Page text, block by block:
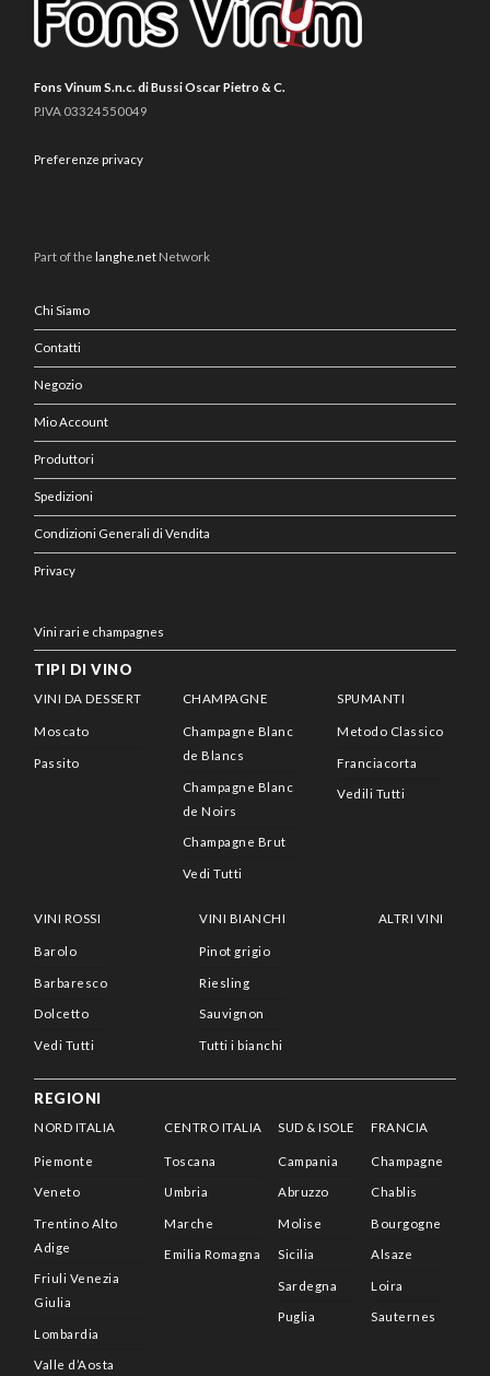
Fons Vinum S.n.c. di Bussi Oscar Pietro & C.
P.IVA 03324550049
Preferenze privacy
Part of thelanghe.net Network
Chi Siamo
Contatti
Negozio
Mio Account
Produttori
Spedizioni
Condizioni Generali di Vendita
Privacy
Vini rari e champagnes
TIPI DI VINO
VINI DA DESSERT
Moscato
Passito
CHAMPAGNE
Champagne Blanc
de Blancs
Champagne Blanc
de Noirs
Champagne Brut
Vedi Tutti
SPUMANTI
Metodo Classico
Franciacorta
Vedili Tutti
VINI ROSSI
Barolo
Barbaresco
Dolcetto
Vedi Tutti
VINI BIANCHI
Pinot grigio
Riesling
Sauvignon
Tutti i bianchi
ALTRI VINI
REGIONI
NORD ITALIA
Piemonte
Veneto
Trentino Alto
Adige
Friuli Venezia
Giulia
Lombardia
Valle d’Aosta
CENTRO ITALIA
Toscana
Umbria
Marche
Emilia Romagna
SUD & ISOLE
Campania
Abruzzo
Molise
Sicilia
Sardegna
Puglia
FRANCIA
Champagne
Chablis
Bourgogne
Alsaze
Loira
Sauternes